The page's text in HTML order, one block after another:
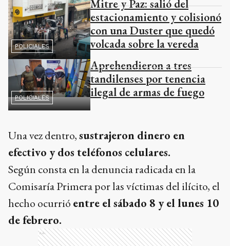
POLICIALES
Mitre y Paz: salió del
estacionamiento y colisionó
con una Duster que quedó
volcada sobre la vereda
POLICIALES
Aprehendieron a tres
tandilenses por tenencia
ilegal de armas de fuego
Una vez dentro,sustrajeron dinero en
efectivo y dos teléfonos celulares.
Según consta en la denuncia radicada en la
Comisaría Primera por las víctimas del ilícito, el
hecho ocurrió entre el sábado 8 y el lunes 10
de febrero.
Ads